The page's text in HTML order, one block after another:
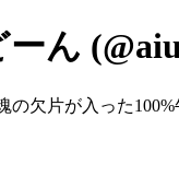
ん
欠片が入った